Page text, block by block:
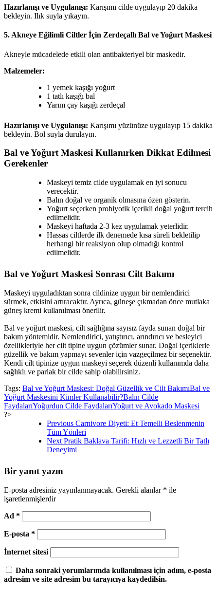
Hazırlanışı ve Uygulanışı: Karışımı cilde uygulayıp 20 dakika
bekleyin. Ilık suyla yıkayın.
5. Akneye Eğilimli Ciltler İçin Zerdeçallı Bal ve Yoğurt Maskesi
Akneyle mücadelede etkili olan antibakteriyel bir maskedir.
Malzemeler:
1 yemek kaşığı yoğurt
1 tatlı kaşığı bal
Yarım çay kaşığı zerdeçal
Hazırlanışı ve Uygulanışı: Karışımı yüzünüze uygulayıp 15 dakika
bekleyin. Bol suyla durulayın.
Bal ve Yoğurt Maskesi Kullanırken Dikkat Edilmesi
Gerekenler
Maskeyi temiz cilde uygulamak en iyi sonucu
verecektir.
Balın doğal ve organik olmasına özen gösterin.
Yoğurt seçerken probiyotik içerikli doğal yoğurt tercih
edilmelidir.
Maskeyi haftada 2-3 kez uygulamak yeterlidir.
Hassas ciltlerde ilk denemede kısa süreli bekletilip
herhangi bir reaksiyon olup olmadığı kontrol
edilmelidir.
Bal ve Yoğurt Maskesi Sonrası Cilt Bakımı
Maskeyi uyguladıktan sonra cildinize uygun bir nemlendirici
sürmek, etkisini artıracaktır. Ayrıca, güneşe çıkmadan önce mutlaka
güneş kremi kullanılması önerilir.
Bal ve yoğurt maskesi, cilt sağlığına sayısız fayda sunan doğal bir
bakım yöntemidir. Nemlendirici, yatıştırıcı, arındırıcı ve besleyici
özellikleriyle her cilt tipine uygun çözümler sunar. Doğal içeriklerle
güzellik ve bakım yapmayı sevenler için vazgeçilmez bir seçenektir.
Kendi cilt tipinize uygun maskeyi seçerek düzenli kullanımda daha
sağlıklı ve parlak bir cilde sahip olabilirsiniz.
Tags: Bal ve Yoğurt Maskesi: Doğal Güzellik ve Cilt BakımıBal ve
Yoğurt Maskesini Kimler Kullanabilir?Balın Cilde
FaydalarıYoğurdun Cilde FaydalarıYoğurt ve Avokado Maskesi
?>
Previous Carnivore Diyeti: Et Temelli Beslenmenin
Tüm Yönleri
Next Pratik Baklava Tarifi: Hızlı ve Lezzetli Bir Tatlı
Deneyimi
Bir yanıt yazın
E-posta adresiniz yayınlanmayacak. Gerekli alanlar * ile
işaretlenmişlerdir
Ad *
E-posta *
İnternet sitesi
Daha sonraki yorumlarımda kullanılması için adım, e-posta
adresim ve site adresim bu tarayıcıya kaydedilsin.